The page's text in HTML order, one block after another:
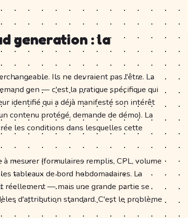
generation : la
Ils ne devraient pas l'être. La
gen — c'est la pratique spécifique qui
identifié qui a déjà manifesté son intérêt
contenu protégé, demande de démo). La
les conditions dans lesquelles cette
mesurer (formulaires remplis, CPL, volume
tableaux de bord hebdomadaires. La
réellement — mais une grande partie se
d'attribution standard. C'est le problème